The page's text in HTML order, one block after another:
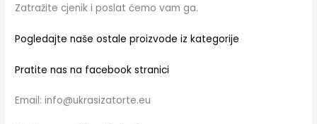
Zatražite cjenik i poslat ćemo vam ga.
Pogledajte naše ostale proizvode iz kategorije
Pratite nas na facebook stranici
Email: info@ukrasizatorte.eu